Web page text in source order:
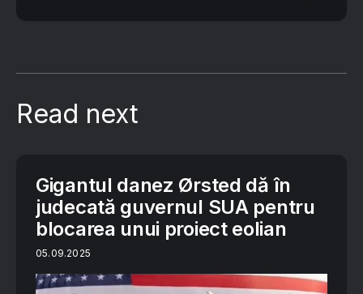
Read next
Gigantul danez Ørsted dă în
judecată guvernul SUA pentru
blocarea unui proiect eolian
05.09.2025